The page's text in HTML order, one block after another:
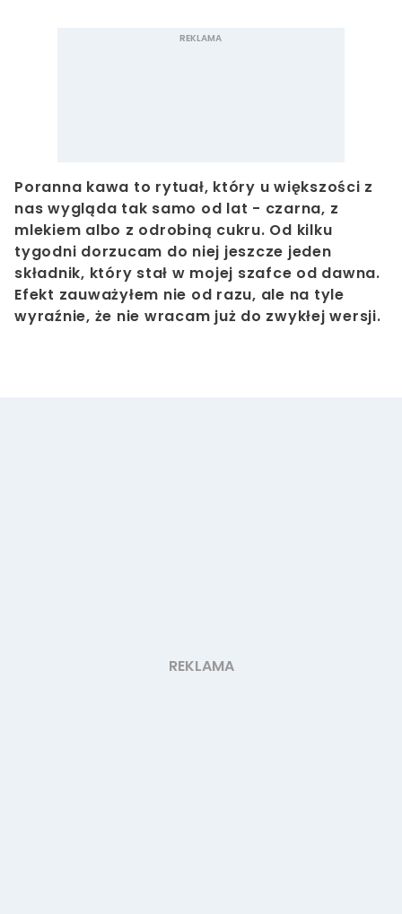
Poranna kawa to rytuał, który u większości z
nas wygląda tak samo od lat - czarna, z
mlekiem albo z odrobiną cukru. Od kilku
tygodni dorzucam do niej jeszcze jeden
składnik, który stał w mojej szafce od dawna.
Efekt zauważyłem nie od razu, ale na tyle
wyraźnie, że nie wracam już do zwykłej wersji.